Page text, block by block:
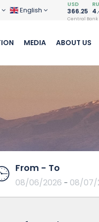
English
USD
366.25
Central Bank
MEDIA ABOUT US
From - To
08/06/2026 - 08/07/